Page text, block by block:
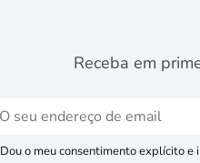
Receba em
Dou o meu consentimento explícito